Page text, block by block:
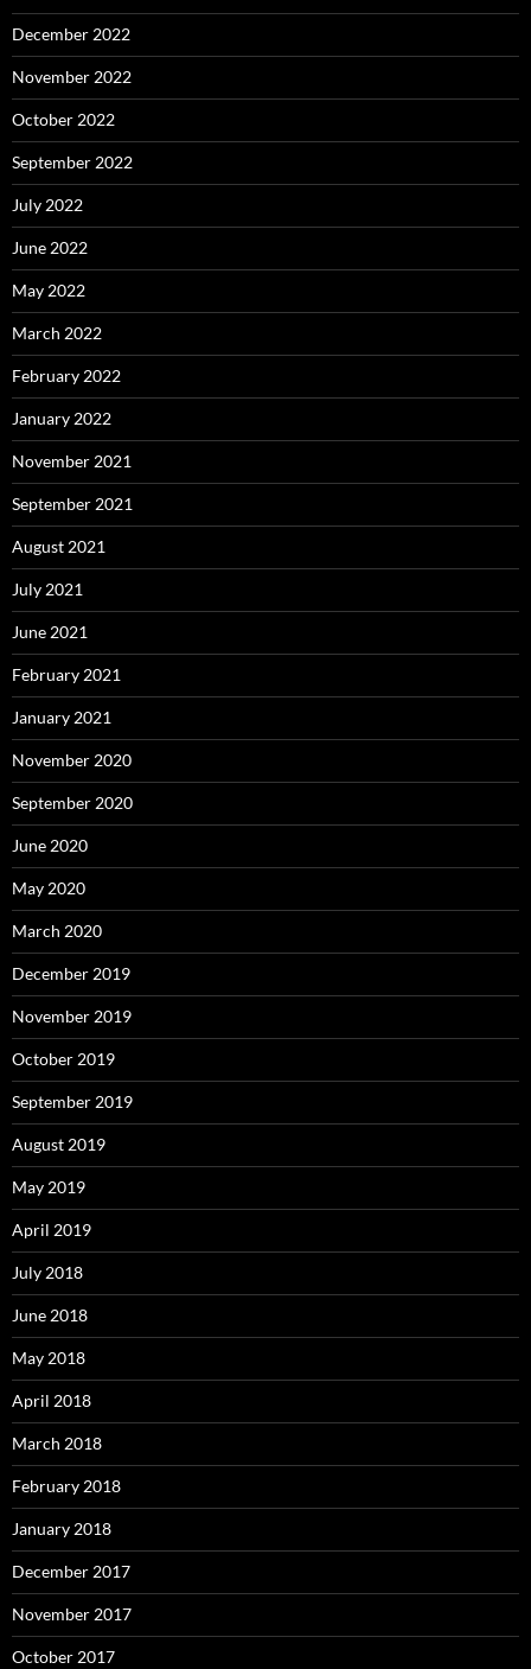
December 2022
November 2022
October 2022
September 2022
July 2022
June 2022
May 2022
March 2022
February 2022
January 2022
November 2021
September 2021
August 2021
July 2021
June 2021
February 2021
January 2021
November 2020
September 2020
June 2020
May 2020
March 2020
December 2019
November 2019
October 2019
September 2019
August 2019
May 2019
April 2019
July 2018
June 2018
May 2018
April 2018
March 2018
February 2018
January 2018
December 2017
November 2017
October 2017